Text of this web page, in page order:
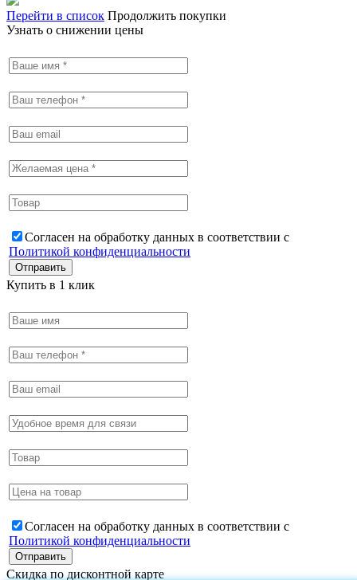
Перейти в список Продолжить покупки
Узнать о снижении цены
Согласен на обработку данных в соответствии с
Политикой конфиденциальности
Купить в 1 клик
Согласен на обработку данных в соответствии с
Политикой конфиденциальности
Скидка по дисконтной карте